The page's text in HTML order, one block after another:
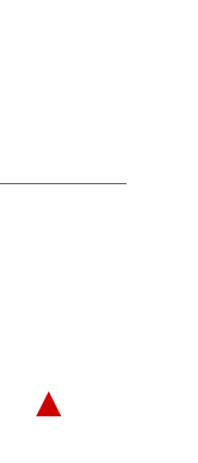
▲